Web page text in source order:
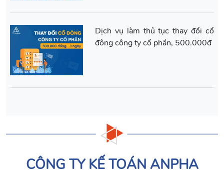
Dịch vụ làm thủ tục thay đổi cổ
đông công ty cổ phần, 500.000đ
CÔNG TY KẾ TOÁN ANPHA